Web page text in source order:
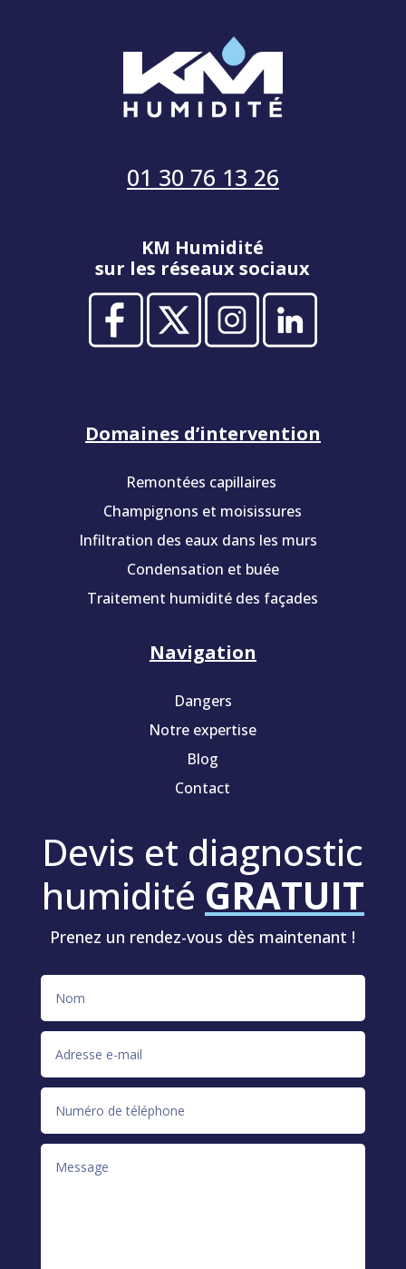
01 30 76 13 26
KM Humidité
sur les réseaux sociaux
Domaines d’intervention
Remontées capillaires
Champignons et moisissures
Infiltration des eaux dans les murs
Condensation et buée
Traitement humidité des façades
Navigation
Dangers
Notre expertise
Blog
Contact
Devis et diagnostic
humidité GRATUIT
Prenez un rendez-vous dès maintenant !